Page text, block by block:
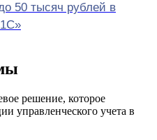
50 тысяч рублей в
решение, которое
управленческого учета в